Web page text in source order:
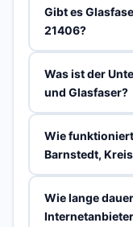
Gibt es
21406?
Was ist der
und Glasfaser?
Wie
Barnstedt,
Wie lange